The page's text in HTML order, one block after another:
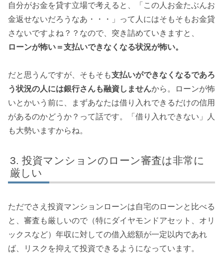
自分がお金を貸す立場で考えると、「この人お金たぶんお
金返せないだろうなあ・・・」って人にはそもそもお金貸
さないですよね？？なので、突き詰めていきますと、
ローンが怖い＝支払いできなくなる状況が怖い。
だと思うんですが、そもそも支払いができなくなるであろ
う状況の人には銀行さんも融資しませんから。ローンが怖
いとかいう前に、まずあなたは借り入れできるだけの信用
があるのかどうか？って話です。「借り入れできない」人
も大勢いますからね。
投資マンションのローン審査は非常に
厳しい
ただでさえ投資マンションローンは自宅のローンと比べる
と、審査も厳しいので（特にダイヤモンドアセット、オリ
ックスなど）年収に対しての借入総額が一定以内であれ
ば、リスクを抑えて投資できるようになっています。